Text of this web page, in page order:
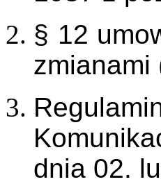
§ 12
zmianami
dnia 02.